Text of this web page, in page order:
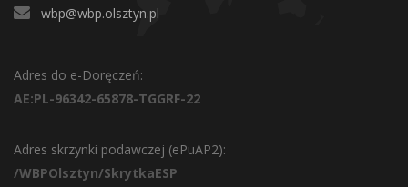
wbp@wbp.olsztyn.pl
Adres do e-Doręczeń:
AE:PL-96342-65878-TGGRF-22
Adres skrzynki podawczej (ePuAP2):
/WBPOlsztyn/SkrytkaESP